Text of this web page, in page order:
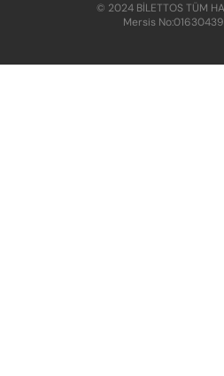
© 2024 BİLETTOS TÜM
Mersis No: